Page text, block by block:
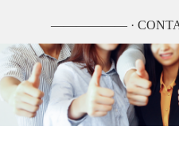
—————— ·